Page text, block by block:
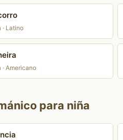
· Latino
· Americano
para niña